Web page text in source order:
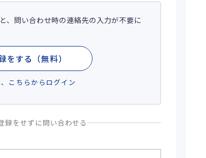
、問い合わせ時の連絡先の入力が不要に
をする（無料）
こちらからログイン
録をせずに問い合わせる